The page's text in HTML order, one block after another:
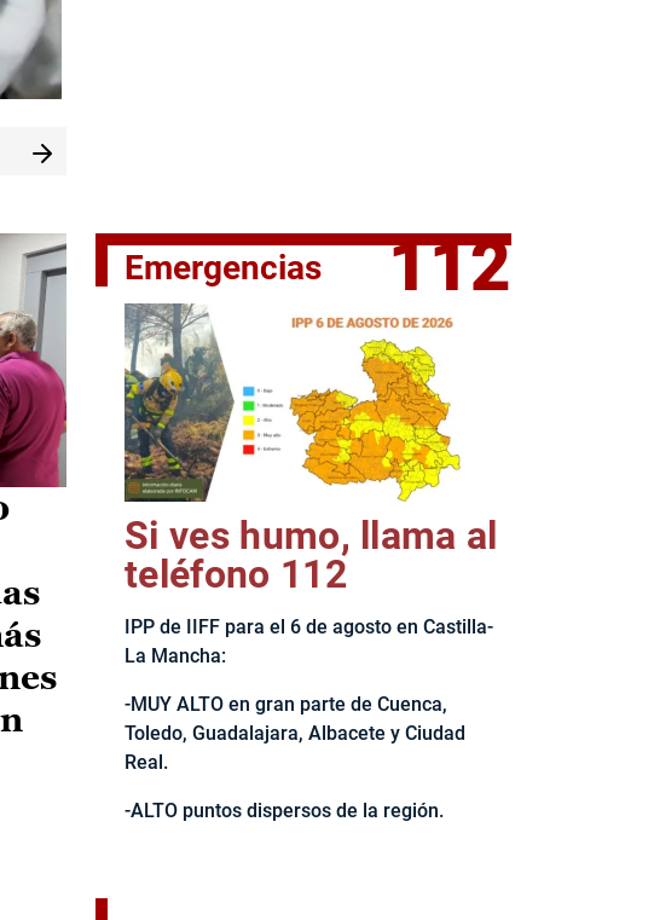
El jefe del Ejecutivo castellanomanchego, Emiliano García-
Emergencias 112
Si ves humo, llama al
teléfono 112
IPP de IIFF para el 6 de agosto en Castilla-
La Mancha:
-MUY ALTO en gran parte de Cuenca,
Toledo, Guadalajara, Albacete y Ciudad
Real.
-ALTO puntos dispersos de la región.